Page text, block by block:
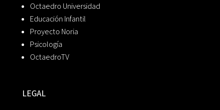
Octaedro Universidad
Educación Infantil
Proyecto Noria
Psicología
OctaedroTV
LEGAL